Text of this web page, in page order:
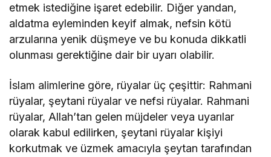
etmek istediğine işaret edebilir. Diğer yandan,
aldatma eyleminden keyif almak, nefsin kötü
arzularına yenik düşmeye ve bu konuda dikkatli
olunması gerektiğine dair bir uyarı olabilir.
İslam alimlerine göre, rüyalar üç çeşittir: Rahmani
rüyalar, şeytani rüyalar ve nefsi rüyalar. Rahmani
rüyalar, Allah’tan gelen müjdeler veya uyarılar
olarak kabul edilirken, şeytani rüyalar kişiyi
korkutmak ve üzmek amacıyla şeytan tarafından